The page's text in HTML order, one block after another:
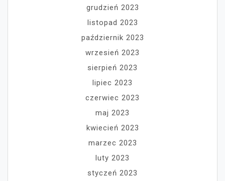
grudzień 2023
listopad 2023
październik 2023
wrzesień 2023
sierpień 2023
lipiec 2023
czerwiec 2023
maj 2023
kwiecień 2023
marzec 2023
luty 2023
styczeń 2023